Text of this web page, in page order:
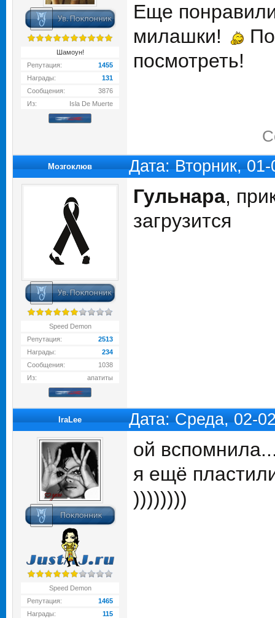
Шамоун!
Репутация:
1455
Награды:
131
Сообщения:
3876
Из:
Isla De Muerte
Еще
милашки!
посмотреть!
Мозгоклюв Дата: Вторник,
Speed Demon
Репутация:
2513
Награды:
234
Сообщения:
1038
Из:
апатиты
Гульнара,
загрузится
IraLee Дата: Среда, 02-
Speed Demon
Репутация:
1465
Награды:
115
ой
я ещё
))))))))